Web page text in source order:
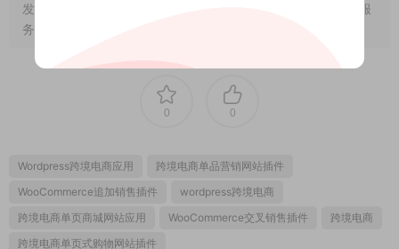
发者调整而产生变化。涉及第三方原创图像、设计模板、远程服
务等内容的使用，需获得作者授权。
0 0
Wordpress跨境电商应用
跨境电商单品营销网站插件
WooCommerce追加销售插件
wordpress跨境电商
跨境电商单页商城网站应用
WooCommerce交叉销售插件
跨境电商
跨境电商单页式购物网站插件